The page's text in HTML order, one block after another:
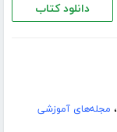
دانلود کتاب
، مجله‌های آموزشی